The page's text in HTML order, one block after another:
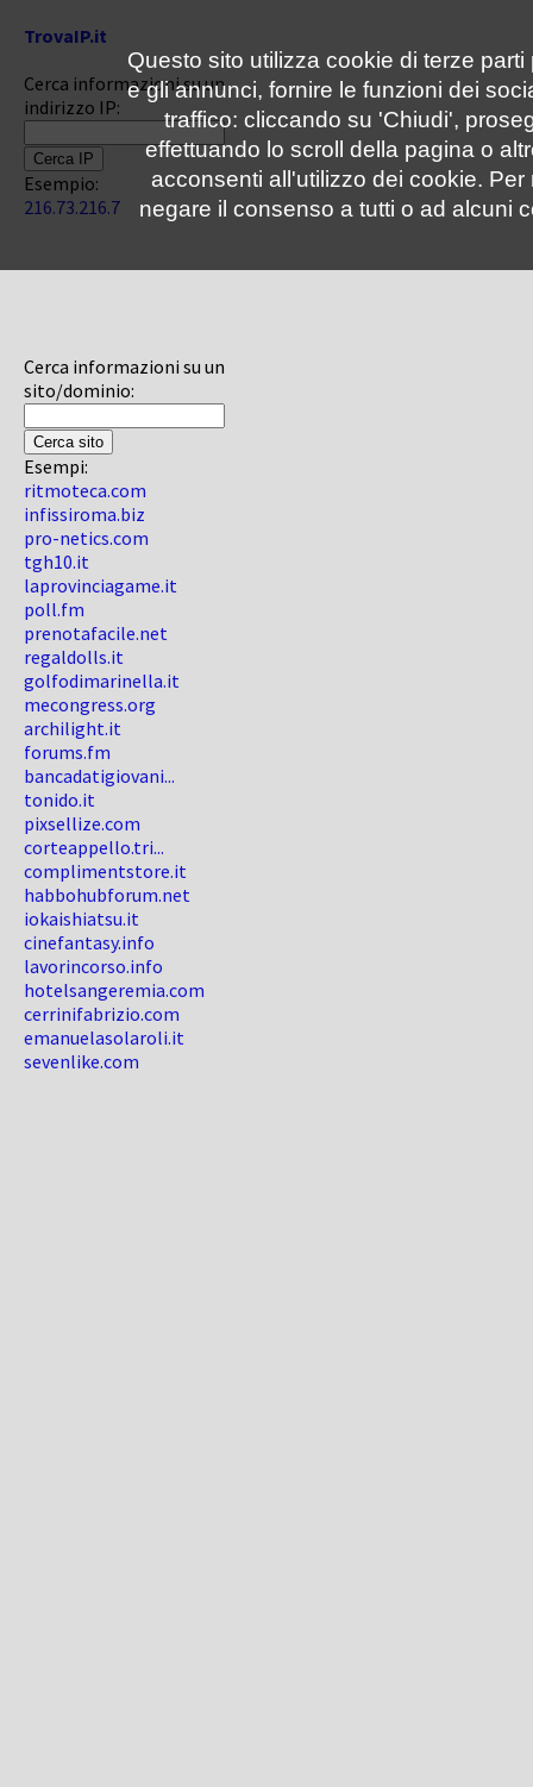
TrovaIP.it
Cerca informazioni su un
indirizzo IP:
Esempio:
216.73.216.7
Cerca informazioni su un
sito/dominio:
Esempi:
ritmoteca.com
infissiroma.biz
pro-netics.com
tgh10.it
laprovinciagame.it
poll.fm
prenotafacile.net
regaldolls.it
golfodimarinella.it
mecongress.org
archilight.it
forums.fm
bancadatigiovani...
tonido.it
pixsellize.com
corteappello.tri...
complimentstore.it
habbohubforum.net
iokaishiatsu.it
cinefantasy.info
lavorincorso.info
hotelsangeremia.com
cerrinifabrizio.com
emanuelasolaroli.it
sevenlike.com
Questo sito utilizza cookie di terze
e gli annunci, fornire le funzioni dei
traffico: cliccando su 'Chiudi',
effettuando lo scroll della pagina o
acconsenti all'utilizzo dei cookie.
negare il consenso a tutti o ad alcuni